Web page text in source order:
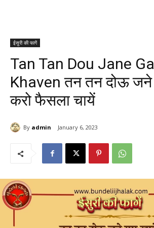
ईसुरी की फागें
Tan Tan Dou Jane
Khaven तन तन दोऊ जने
करो फैसला चायें
By admin January 6, 2023